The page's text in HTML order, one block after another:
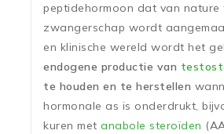
peptidehormoon dat van nature
zwangerschap wordt
en klinische wereld wordt het
endogene productie van
te houden en te herstellen
hormonale as is onderdrukt,
kuren met anabole steroïden